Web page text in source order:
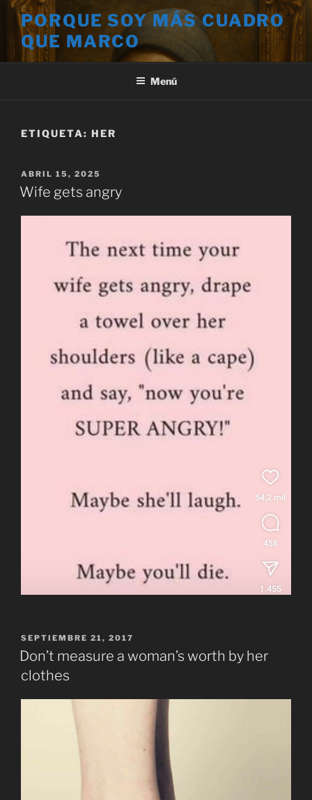
Saltar
contenido
PORQUE SOY MÁS CUADRO
QUE MARCO
Menú
ETIQUETA: HER
PUBLICADO
EL
ABRIL 15, 2025
Wife gets angry
PUBLICADO
EL
SEPTIEMBRE 21, 2017
Don’t measure a woman’s worth by her
clothes